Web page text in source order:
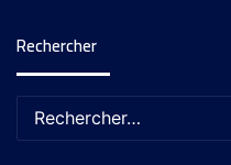
Rechercher